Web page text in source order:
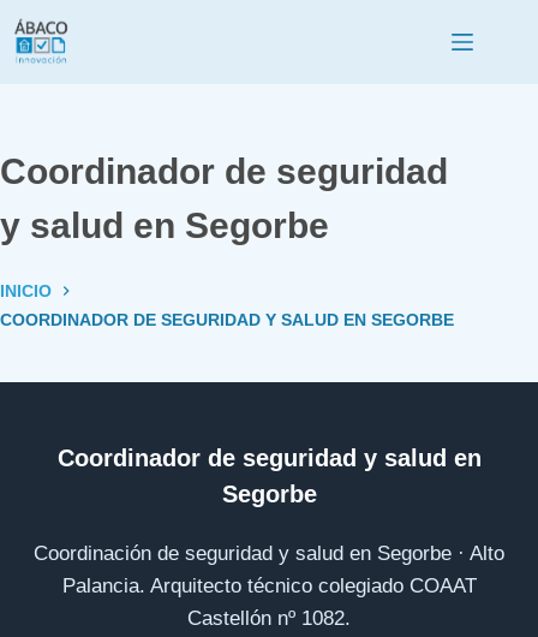
Coordinador de seguridad
y salud en Segorbe
INICIO
COORDINADOR DE SEGURIDAD Y SALUD EN SEGORBE
Coordinador de seguridad y salud en
Segorbe
Coordinación de seguridad y salud en Segorbe · Alto
Palancia. Arquitecto técnico colegiado COAAT
Castellón nº 1082.